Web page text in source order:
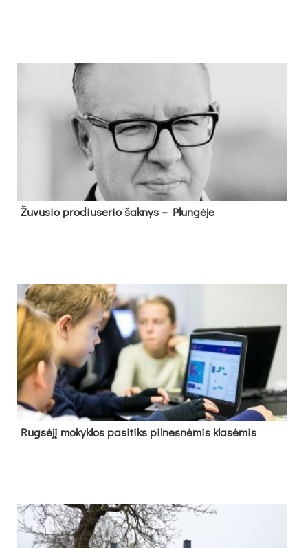
Žu­vu­sio pro­diu­se­rio šak­nys – Plun­gė­je
Rug­sė­jį mo­kyk­los pa­si­tiks pil­nes­nė­mis kla­sė­mis